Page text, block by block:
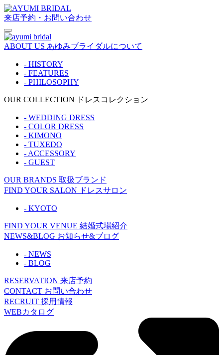
来店予約・お問い合わせ
ABOUT US あゆみブライダルについて
- HISTORY
- FEATURES
- PHILOSOPHY
OUR COLLECTION ドレスコレクション
- WEDDING DRESS
- COLOR DRESS
- KIMONO
- TUXEDO
- ACCESSORY
- GUEST
OUR BRANDS 取扱ブランド
FIND YOUR SALON ドレスサロン
- KYOTO
FIND YOUR VENUE 結婚式場紹介
NEWS&BLOG お知らせ&ブログ
- NEWS
- BLOG
RESERVATION 来店予約
CONTACT お問い合わせ
RECRUIT 採用情報
WEBカタログ